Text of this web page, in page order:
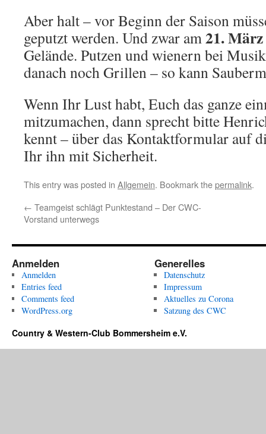
Aber halt – vor Beginn der Saison
geputzt werden. Und zwar am21. März
Gelände. Putzen und wienern bei
danach noch Grillen – so kann
Wenn Ihr Lust habt, Euch das ganze
mitzumachen, dann sprecht bitte
kennt – über das Kontaktformular auf
Ihr ihn mit Sicherheit.
This entry was posted in Allgemein. Bookmark thepermalink.
← Teamgeist schlägt Punktestand – Der CWC-
Vorstand unterwegs
Anmelden
Anmelden
Entries feed
Comments feed
WordPress.org
Generelles
Datenschutz
Impressum
Aktuelles zu Corona
Satzung des CWC
Country & Western-Club Bommersheim e.V.